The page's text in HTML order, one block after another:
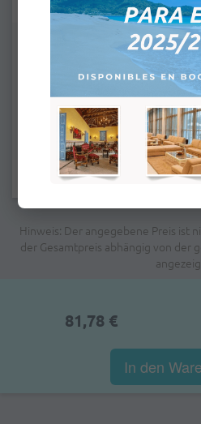
Felder mit Stern (*) müssen
Hinweis: Der angegebene Preis ist
der Gesamtpreis abhängig von der
81,78 €
In den